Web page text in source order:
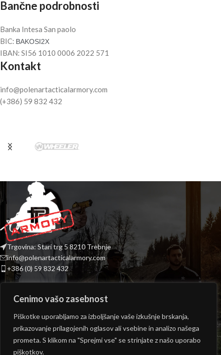
Cenimo vašo zasebnost
Piškotke uporabljamo za izboljšanje vaše izkušnje brskanja,
prikazovanje prilagojenih oglasov ali vsebine in analizo našega
prometa. S klikom na "Sprejmi vse" se strinjate z našo uporabo
piškotkov.
Bančne podrobnosti
Banka Intesa San paolo
BIC: BAKOSI2X
IBAN: SI56 1010 0006 2022 571
Kontakt
info@polenartacticalarmory.com
(+386) 59 832 432
Trgovina: Stari trg 5 8210 Trebnje
info@polenartacticalarmory.com
+386 (0) 59 832 432
ODPIRALNI ČAS TRGOVINE
Copyright © 2026 Polenar Tactical- Izvedba:epicmedia.si